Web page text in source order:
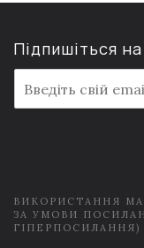
Підпишіться
m
a
ВИКОРИСТАННЯ
ЗА УМОВИ
ГІПЕРПОСИЛАННЯ)